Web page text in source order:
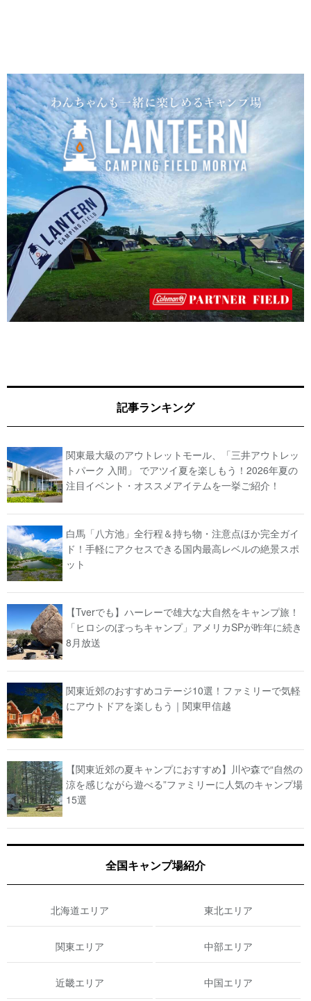
記事ランキング
関東最大級のアウトレットモール、「三井アウトレッ
トパーク 入間」 でアツイ夏を楽しもう！2026年夏の
注目イベント・オススメアイテムを一挙ご紹介！
白馬「八方池」全行程＆持ち物・注意点ほか完全ガイ
ド！手軽にアクセスできる国内最高レベルの絶景スポ
ット
【Tverでも】ハーレーで雄大な大自然をキャンプ旅！
「ヒロシのぼっちキャンプ」アメリカSPが昨年に続き
8月放送
関東近郊のおすすめコテージ10選！ファミリーで気軽
にアウトドアを楽しもう｜関東甲信越
【関東近郊の夏キャンプにおすすめ】川や森で“自然の
涼を感じながら遊べる”ファミリーに人気のキャンプ場
15選
全国キャンプ場紹介
北海道エリア 東北エリア
関東エリア 中部エリア
近畿エリア 中国エリア